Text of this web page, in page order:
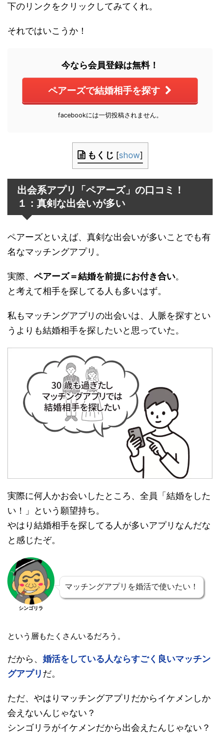
下のリンクをクリックしてみてくれ。
それではいこうか！
今なら会員登録は無料！
ペアーズで結婚相手を探す
facebookには一切投稿されません。
もくじ [show]
出会系アプリ「ペアーズ」の口コミ！
１：真剣な出会いが多い
ペアーズといえば、真剣な出会いが多いことでも有
名なマッチングアプリ。
実際、 ペアーズ＝結婚を前提にお付き合い。
と考えて相手を探してる人も多いはず。
私もマッチングアプリの出会いは、人脈を探すとい
うよりも結婚相手を探したいと思っていた。
実際に何人かお会いしたところ、全員「結婚をした
い！」という願望持ち。
やはり結婚相手を探してる人が多いアプリなんだな
と感じたぞ。
シンゴリラ
マッチングアプリを婚活で使いたい！
という層もたくさんいるだろう。
だから、 婚活をしている人ならすごく良いマッチン
グアプリ だ。
ただ、やはりマッチングアプリだからイケメンしか
会えないんじゃない？
シンゴリラがイケメンだから出会えたんじゃない？